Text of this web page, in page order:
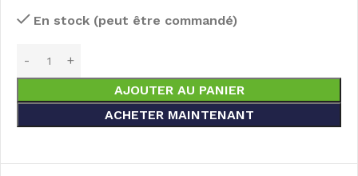
En stock (peut être commandé)
AJOUTER AU PANIER
ACHETER MAINTENANT